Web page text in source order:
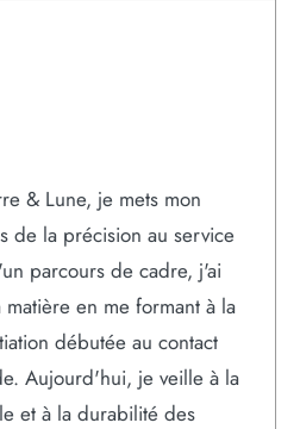
& Lune, je mets mon
de la précision au service
parcours de cadre, j'ai
en me formant à la
débutée au contact
Aujourd'hui, je veille à la
et à la durabilité des